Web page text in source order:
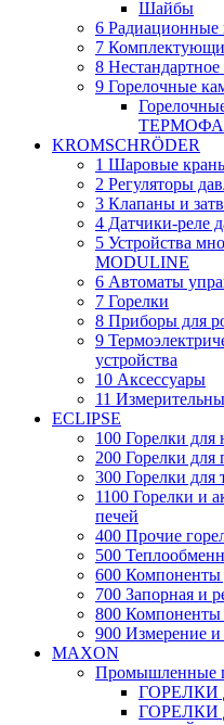
Шайбы
6
7
8
9 Горелочные
KROMSCHRÖDER
1 Шаровые
2 Регуляторы
3 Клапаны и
4 Датчики-реле
5 Устройства
MODULINE
6 Автоматы
7 Горелки
8 Приборы для
9
устройства
10 Аксессуары
11
ECLIPSE
100 Горелки для
200 Горелки
300 Горелки для
1100 Горелки и
печей
400 Прочие
500
600 Компоненты
700 Запорная и
800 Компоненты
900 Измерение и
MAXON
Промышленные
ГОРЕЛКИ